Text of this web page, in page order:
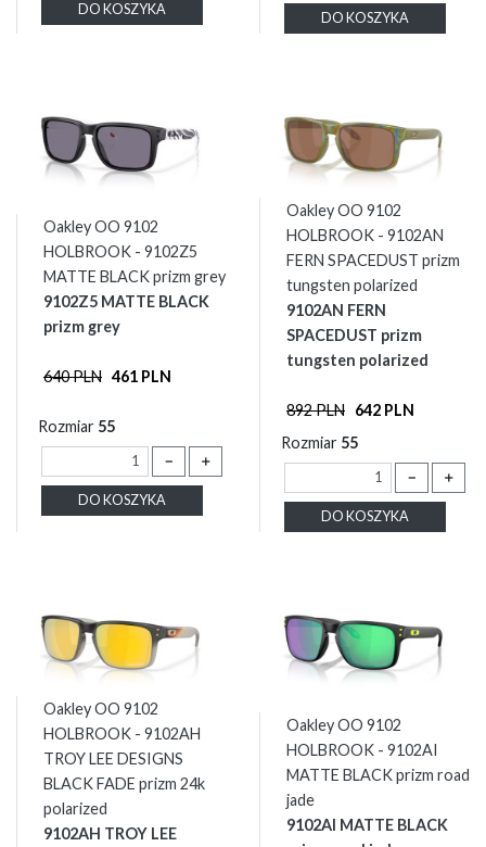
DO KOSZYKA
DO KOSZYKA
Oakley OO 9102
HOLBROOK - 9102Z5
MATTE BLACK prizm grey
9102Z5 MATTE BLACK
prizm grey
640 PLN 461 PLN
Rozmiar 55
－ ＋
DO KOSZYKA
Oakley OO 9102
HOLBROOK - 9102AN
FERN SPACEDUST prizm
tungsten polarized
9102AN FERN
SPACEDUST prizm
tungsten polarized
892 PLN 642 PLN
Rozmiar 55
－ ＋
DO KOSZYKA
Oakley OO 9102
HOLBROOK - 9102AH
TROY LEE DESIGNS
BLACK FADE prizm 24k
polarized
9102AH TROY LEE
Oakley OO 9102
HOLBROOK - 9102AI
MATTE BLACK prizm road
jade
9102AI MATTE BLACK